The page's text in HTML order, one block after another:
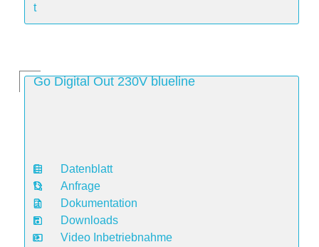
t
Go Digital Out 230V blueline
D
a
t
e
Datenblatt
Anfrage
Dokumentation
Downloads
Video Inbetriebnahme